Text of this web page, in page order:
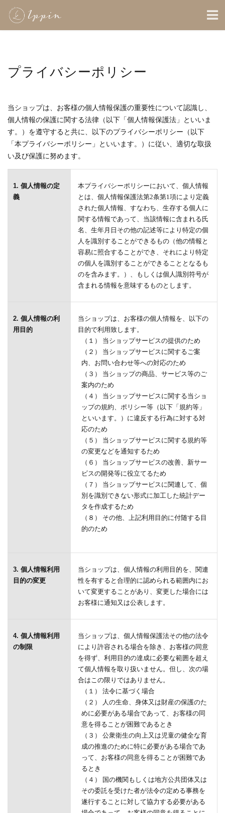
プライバシーポリシー
当ショップは、お客様の個人情報保護の重要性について認識し、
個人情報の保護に関する法律（以下「個人情報保護法」といいま
す。）を遵守すると共に、以下のプライバシーポリシー（以下
「本プライバシーポリシー」といいます。）に従い、適切な取扱
い及び保護に努めます。
1. 個人情報の定
義
本プライバシーポリシーにおいて、個人情報
とは、個人情報保護法第2条第1項により定義
された個人情報、すなわち、生存する個人に
関する情報であって、当該情報に含まれる氏
名、生年月日その他の記述等により特定の個
人を識別することができるもの（他の情報と
容易に照合することができ、それにより特定
の個人を識別することができることとなるも
のを含みます。）、もしくは個人識別符号が
含まれる情報を意味するものとします。
2. 個人情報の利
用目的
当ショップは、お客様の個人情報を、以下の
目的で利用致します。
（１） 当ショップサービスの提供のため
（２） 当ショップサービスに関するご案
内、お問い合わせ等への対応のため
（３） 当ショップの商品、サービス等のご
案内のため
（４） 当ショップサービスに関する当ショ
ップの規約、ポリシー等（以下「規約等」
といいます。）に違反する行為に対する対
応のため
（５） 当ショップサービスに関する規約等
の変更などを通知するため
（６） 当ショップサービスの改善、新サー
ビスの開発等に役立てるため
（７） 当ショップサービスに関連して、個
別を識別できない形式に加工した統計デー
タを作成するため
（８） その他、上記利用目的に付随する目
的のため
3. 個人情報利用
目的の変更
当ショップは、個人情報の利用目的を、関連
性を有すると合理的に認められる範囲内にお
いて変更することがあり、変更した場合には
お客様に通知又は公表します。
4. 個人情報利用
の制限
当ショップは、個人情報保護法その他の法令
により許容される場合を除き、お客様の同意
を得ず、利用目的の達成に必要な範囲を超え
て個人情報を取り扱いません。但し、次の場
合はこの限りではありません。
（１） 法令に基づく場合
（２） 人の生命、身体又は財産の保護のた
めに必要がある場合であって、お客様の同
意を得ることが困難であるとき
（３） 公衆衛生の向上又は児童の健全な育
成の推進のために特に必要がある場合であ
って、お客様の同意を得ることが困難であ
るとき
（４） 国の機関もしくは地方公共団体又は
その委託を受けた者が法令の定める事務を
遂行することに対して協力する必要がある